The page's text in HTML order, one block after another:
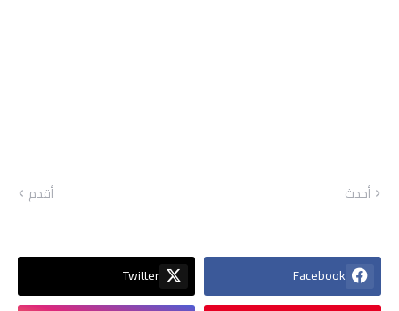
أحدث أقدم
Facebook
Twitter